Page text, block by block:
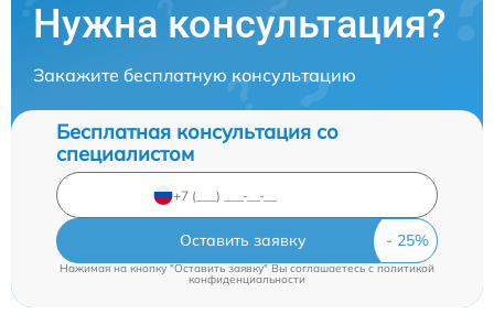
Нужна консультация?
Закажите бесплатную консультацию
Бесплатная консультация со
специалистом
Оставить заявку
Нажимая на кнопку "Оставить заявку" Вы соглашаетесь c политикой
конфиденциальности